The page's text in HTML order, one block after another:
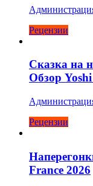
Рецензии
Сказка на
Обзор
Рецензии
France 2026